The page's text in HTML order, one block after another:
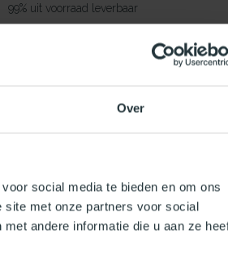
Over
social media te bieden en om ons
site met onze partners voor social
andere informatie die u aan ze
99% uit voorraad leverbaar
jouw bestelling
TypeError: Failed to fetch
https://www.natuurlijklicht.nl/